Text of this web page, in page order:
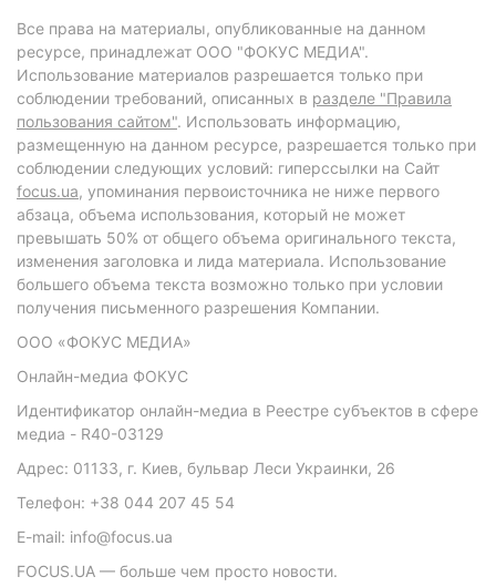
Все права на материалы, опубликованные на данном
ресурсе, принадлежат ООО "ФОКУС МЕДИА".
Использование материалов разрешается только при
соблюдении требований, описанных в разделе "Правила
пользования сайтом". Использовать информацию,
размещенную на данном ресурсе, разрешается только при
соблюдении следующих условий: гиперссылки на Сайт
focus.ua, упоминания первоисточника не ниже первого
абзаца, объема использования, который не может
превышать 50% от общего объема оригинального текста,
изменения заголовка и лида материала. Использование
большего объема текста возможно только при условии
получения письменного разрешения Компании.
ООО «ФОКУС МЕДИА»
Онлайн-медиа ФОКУС
Идентификатор онлайн-медиа в Реестре субъектов в сфере
медиа - R40-03129
Адрес: 01133, г. Киев, бульвар Леси Украинки, 26
Телефон: +38 044 207 45 54
E-mail: info@focus.ua
FOCUS.UA — больше чем просто новости.